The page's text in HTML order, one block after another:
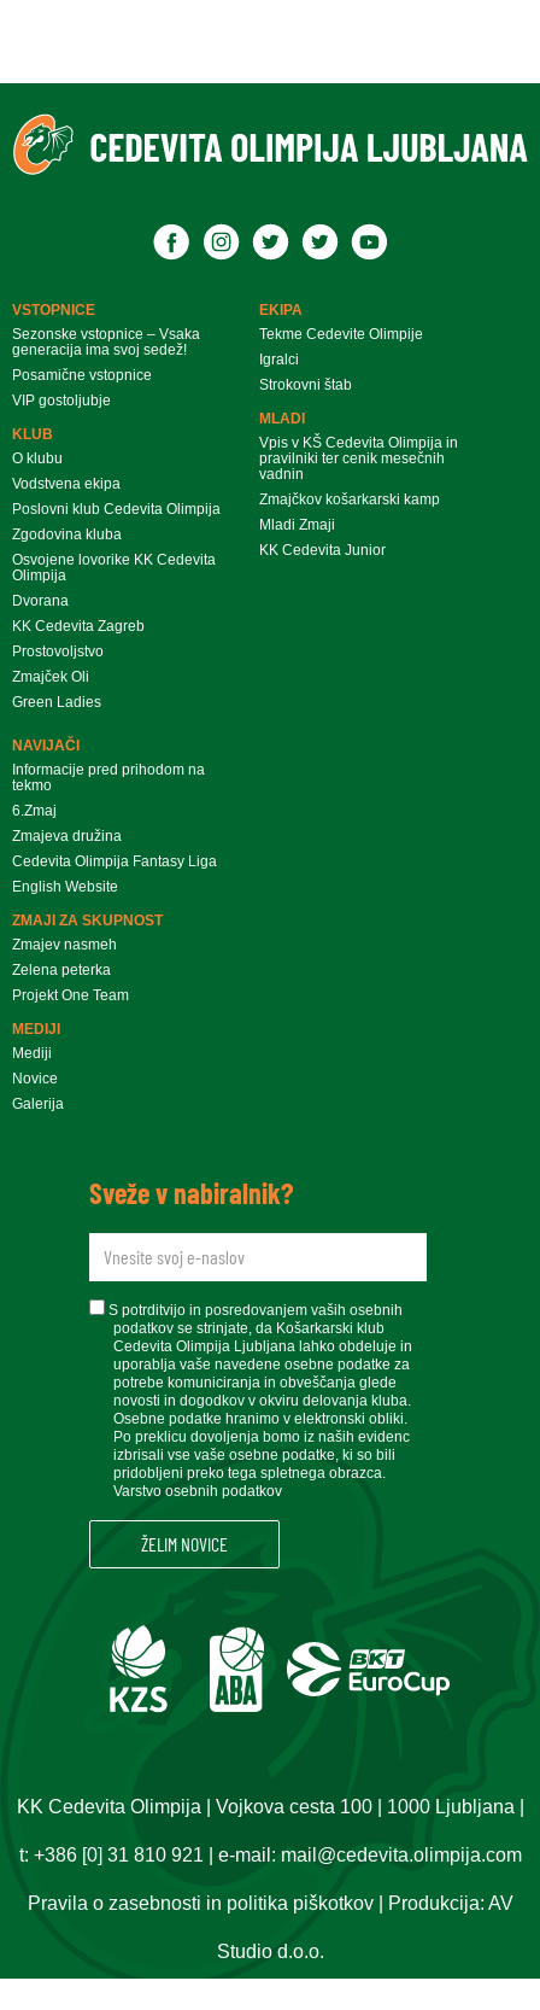
VSTOPNICE
Sezonske vstopnice – Vsaka
generacija ima svoj sedež!
Posamične vstopnice
VIP gostoljubje
KLUB
O klubu
Vodstvena ekipa
Poslovni klub Cedevita Olimpija
Zgodovina kluba
Osvojene lovorike KK Cedevita
Olimpija
Dvorana
KK Cedevita Zagreb
Prostovoljstvo
Zmajček Oli
Green Ladies
EKIPA
Tekme Cedevite Olimpije
Igralci
Strokovni štab
MLADI
Vpis v KŠ Cedevita Olimpija in
pravilniki ter cenik mesečnih
vadnin
Zmajčkov košarkarski kamp
Mladi Zmaji
KK Cedevita Junior
NAVIJAČI
Informacije pred prihodom na
tekmo
6.Zmaj
Zmajeva družina
Cedevita Olimpija Fantasy Liga
English Website
ZMAJI ZA SKUPNOST
Zmajev nasmeh
Zelena peterka
Projekt One Team
MEDIJI
Mediji
Novice
Galerija
Sveže v nabiralnik?
newsletteremail
soglasje
S potrditvijo in posredovanjem vaših osebnih
podatkov se strinjate, da Košarkarski klub
Cedevita Olimpija Ljubljana lahko obdeluje in
uporablja vaše navedene osebne podatke za
potrebe komuniciranja in obveščanja glede
novosti in dogodkov v okviru delovanja kluba.
Osebne podatke hranimo v elektronski obliki.
Po preklicu dovoljenja bomo iz naših evidenc
izbrisali vse vaše osebne podatke, ki so bili
pridobljeni preko tega spletnega obrazca.
Varstvo osebnih podatkov
KK Cedevita Olimpija | Vojkova cesta 100 | 1000 Ljubljana |
t: +386 [0] 31 810 921 | e-mail: mail@cedevita.olimpija.com
Pravila o zasebnosti in politika piškotkov| Produkcija: AV
Studio d.o.o.